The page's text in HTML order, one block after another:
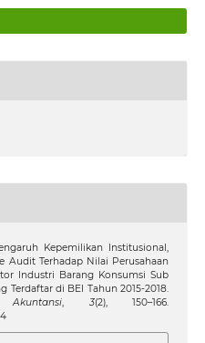
Kepemilikan Institusional,
Audit Terhadap Nilai Perusahaan
Industri Barang Konsumsi Sub
Terdaftar di BEI Tahun 2015-2018.
, 3(2), 150–166.